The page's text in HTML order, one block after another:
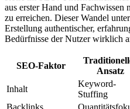
aus erster Hand und Fachwissen
zu erreichen. Dieser Wandel
Erstellung authentischer,
Bedürfnisse der Nutzer wirklich
SEO-Faktor
Ansatz
Inhalt
Keyword-
Stuffing
Backlinks